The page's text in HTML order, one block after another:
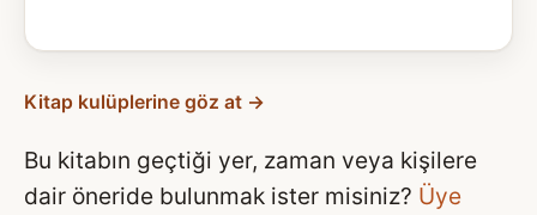
Kitap kulüplerine göz at →
Bu kitabın geçtiği yer, zaman veya kişilere
dair öneride bulunmak ister misiniz? Üye